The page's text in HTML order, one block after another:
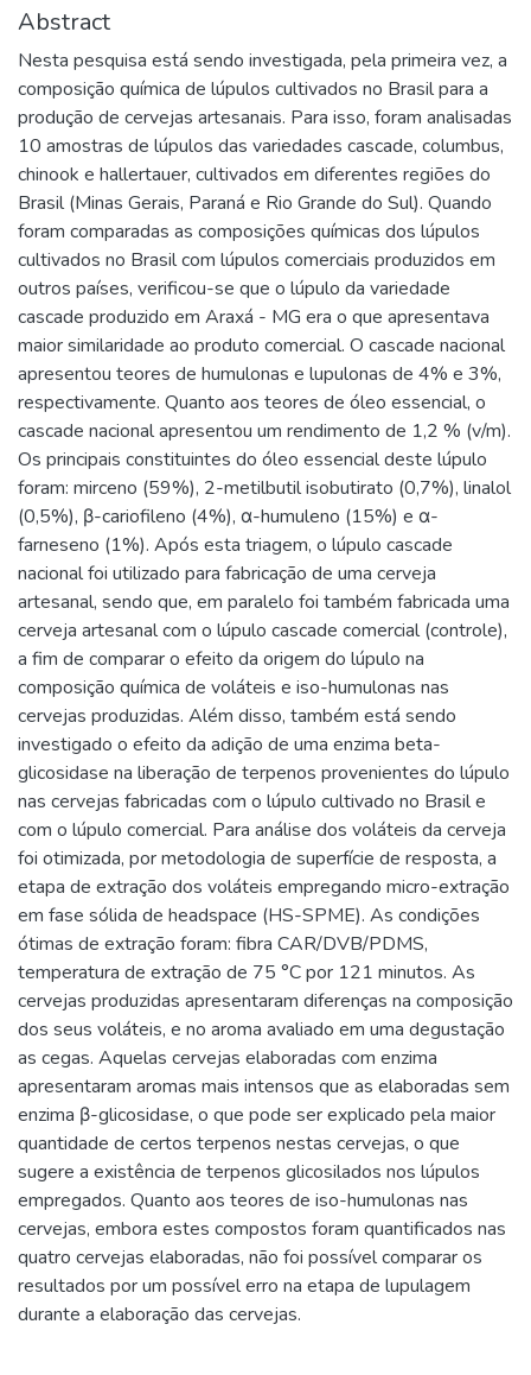
Abstract
Nesta pesquisa está sendo investigada, pela primeira vez, a
composição química de lúpulos cultivados no Brasil para a
produção de cervejas artesanais. Para isso, foram analisadas
10 amostras de lúpulos das variedades cascade, columbus,
chinook e hallertauer, cultivados em diferentes regiões do
Brasil (Minas Gerais, Paraná e Rio Grande do Sul). Quando
foram comparadas as composições químicas dos lúpulos
cultivados no Brasil com lúpulos comerciais produzidos em
outros países, verificou-se que o lúpulo da variedade
cascade produzido em Araxá - MG era o que apresentava
maior similaridade ao produto comercial. O cascade nacional
apresentou teores de humulonas e lupulonas de 4% e 3%,
respectivamente. Quanto aos teores de óleo essencial, o
cascade nacional apresentou um rendimento de 1,2 % (v/m).
Os principais constituintes do óleo essencial deste lúpulo
foram: mirceno (59%), 2-metilbutil isobutirato (0,7%), linalol
(0,5%), β-cariofileno (4%), α-humuleno (15%) e α-
farneseno (1%). Após esta triagem, o lúpulo cascade
nacional foi utilizado para fabricação de uma cerveja
artesanal, sendo que, em paralelo foi também fabricada uma
cerveja artesanal com o lúpulo cascade comercial (controle),
a fim de comparar o efeito da origem do lúpulo na
composição química de voláteis e iso-humulonas nas
cervejas produzidas. Além disso, também está sendo
investigado o efeito da adição de uma enzima beta-
glicosidase na liberação de terpenos provenientes do lúpulo
nas cervejas fabricadas com o lúpulo cultivado no Brasil e
com o lúpulo comercial. Para análise dos voláteis da cerveja
foi otimizada, por metodologia de superfície de resposta, a
etapa de extração dos voláteis empregando micro-extração
em fase sólida de headspace (HS-SPME). As condições
ótimas de extração foram: fibra CAR/DVB/PDMS,
temperatura de extração de 75 °C por 121 minutos. As
cervejas produzidas apresentaram diferenças na composição
dos seus voláteis, e no aroma avaliado em uma degustação
as cegas. Aquelas cervejas elaboradas com enzima
apresentaram aromas mais intensos que as elaboradas sem
enzima β-glicosidase, o que pode ser explicado pela maior
quantidade de certos terpenos nestas cervejas, o que
sugere a existência de terpenos glicosilados nos lúpulos
empregados. Quanto aos teores de iso-humulonas nas
cervejas, embora estes compostos foram quantificados nas
quatro cervejas elaboradas, não foi possível comparar os
resultados por um possível erro na etapa de lupulagem
durante a elaboração das cervejas.